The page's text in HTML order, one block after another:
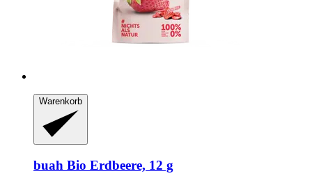
Warenkorb
buah Bio Erdbeere, 12 g